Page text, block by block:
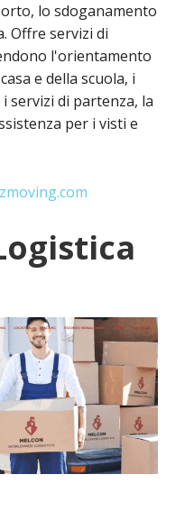
lo sdoganamento
Offre servizi di
l'orientamento
e della scuola, i
servizi di partenza, la
per i visti e